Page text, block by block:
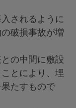
されるように
破損事故が増
の中間に敷設
とにより、埋
たすもので